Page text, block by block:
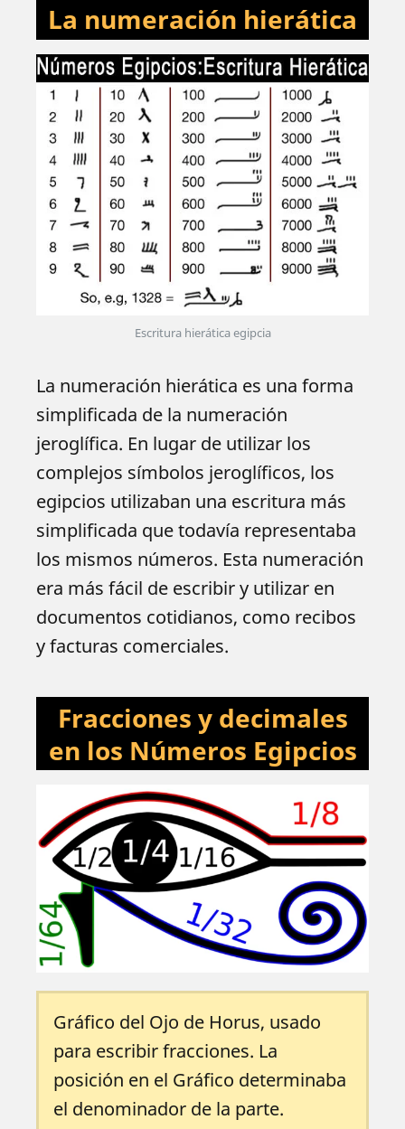
La numeración hierática
Escritura hierática egipcia
La numeración hierática es una forma
simplificada de la numeración
jeroglífica. En lugar de utilizar los
complejos símbolos jeroglíficos, los
egipcios utilizaban una escritura más
simplificada que todavía representaba
los mismos números. Esta numeración
era más fácil de escribir y utilizar en
documentos cotidianos, como recibos
y facturas comerciales.
Fracciones y decimales
en los Números Egipcios
Gráfico del Ojo de Horus, usado
para escribir fracciones. La
posición en el Gráfico determinaba
el denominador de la parte.